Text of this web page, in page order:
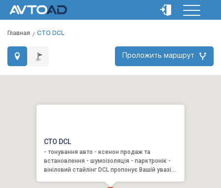
Главная СТО DCL
Проложить маршрут
СТО DCL
- тонування авто - ксенон продаж та
встановлення - шумоізоляція - парктронік -
вініловий стайлінг DCL пропонує Вашій увазі